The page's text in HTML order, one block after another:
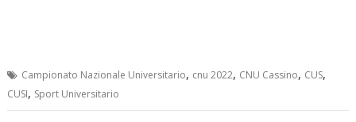
Campionato Nazionale Universitario, cnu 2022, CNU Cassino, CUS,
CUSI, Sport Universitario